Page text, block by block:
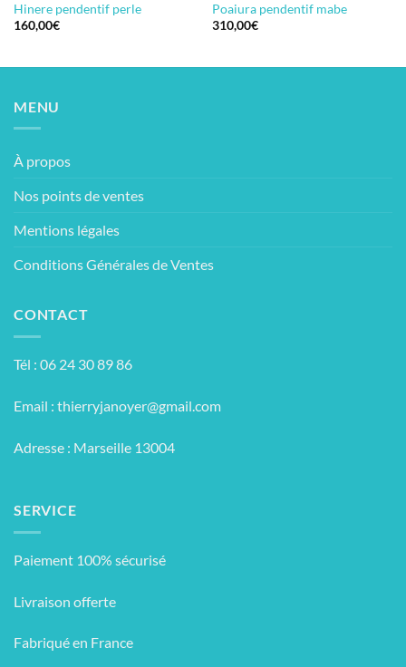
Hinere pendentif perle
160,00€
Poaiura pendentif mabe
310,00€
MENU
À propos
Nos points de ventes
Mentions légales
Conditions Générales de Ventes
CONTACT
Tél : 06 24 30 89 86
Email : thierryjanoyer@gmail.com
Adresse : Marseille 13004
SERVICE
Paiement 100% sécurisé
Livraison offerte
Fabriqué en France